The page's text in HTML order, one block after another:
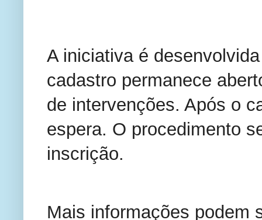
A iniciativa é
cadastro permanece
de intervenções. Após o
espera. O procedimento
inscrição.
Mais informações podem